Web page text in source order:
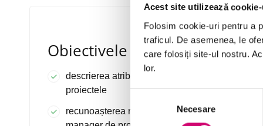
Acest site utilizează
Folosim cookie-uri pentru a
traficul. De asemenea, le
care folosiți site-ul nostru.
lor.
consimțământului
Necesare
Obiectivele Cursului
descrierea atributelor pe care le au toate
proiectele
recunoașterea responsabilităților unui